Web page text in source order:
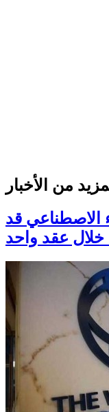
من الأخبار
الاصطناعي قد
خلال عقد واحد